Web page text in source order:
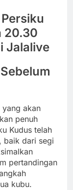
20.30
Jalalive
yang akan
penuh
Kudus telah
baik dari segi
pertandingan
kubu.